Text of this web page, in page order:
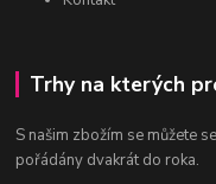
Trhy na kterých
S našim zbožím se můžete
pořádány dvakrát do roka.